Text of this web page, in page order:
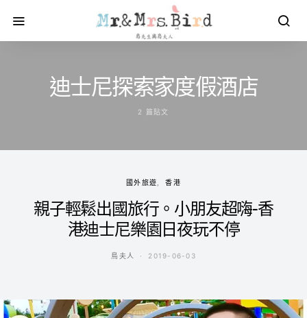
迪士尼探索家度假酒店
2 篇貼文
國外旅遊 香港
親子輕鬆出國旅行。小朋友超嗨-香
港迪士尼樂園日夜玩不停
鳥夫人 2019-06-03